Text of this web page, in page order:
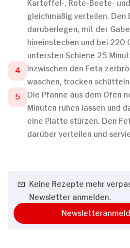
gleichmäßig verteilen.
darüberlegen, mit der
hineinstechen und bei 220
untersten Schiene 25
Inzwischen den Feta
waschen, trocken
Die Pfanne aus dem Ofen
Minuten ruhen lassen und
eine Platte stürzen. Den
darüber verteilen und
Keine Rezepte mehr
Newsletter anmelden.